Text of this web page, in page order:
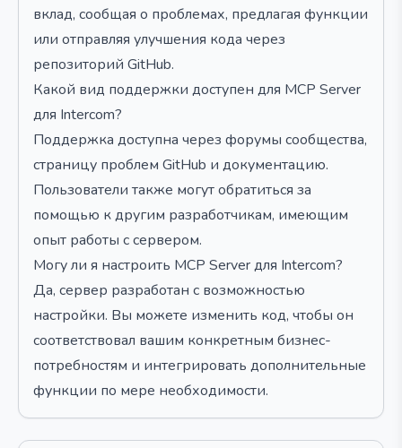
вклад, сообщая о проблемах, предлагая функции
или отправляя улучшения кода через
репозиторий GitHub.
Какой вид поддержки доступен для MCP Server
для Intercom?
Поддержка доступна через форумы сообщества,
страницу проблем GitHub и документацию.
Пользователи также могут обратиться за
помощью к другим разработчикам, имеющим
опыт работы с сервером.
Могу ли я настроить MCP Server для Intercom?
Да, сервер разработан с возможностью
настройки. Вы можете изменить код, чтобы он
соответствовал вашим конкретным бизнес-
потребностям и интегрировать дополнительные
функции по мере необходимости.